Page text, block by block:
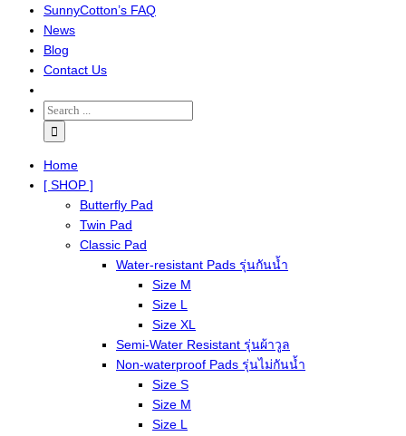
SunnyCotton’s FAQ
News
Blog
Contact Us
Home
[ SHOP ]
Butterfly Pad
Twin Pad
Classic Pad
Water-resistant Pads รุ่นกันน้ำ
Size M
Size L
Size XL
Semi-Water Resistant รุ่นผ้าวูล
Non-waterproof Pads รุ่นไม่กันน้ำ
Size S
Size M
Size L